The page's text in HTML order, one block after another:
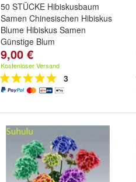
50 STÜCKE Hibiskusbaum
Samen Chinesischen Hibiskus
Blume Hibiskus Samen
Günstige Blum
Farbe:1,
9,00 €
Kostenloser Versand
3